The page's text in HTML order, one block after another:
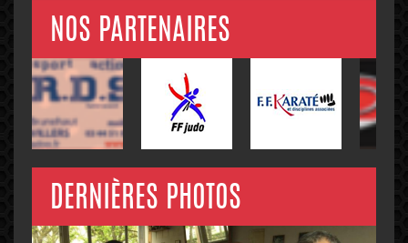
NOS PARTENAIRES
DERNIÈRES PHOTOS